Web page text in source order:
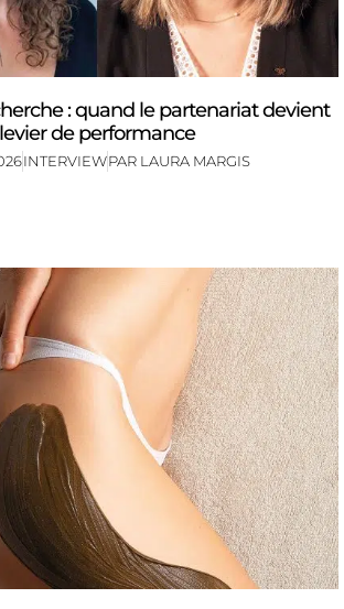
: quand le partenariat devient
levier de performance
INTERVIEWPAR LAURA MARGIS